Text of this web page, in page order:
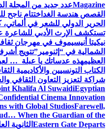
Magazineعدد جديد من المجلة
القصص هندسة الغد اختتام
الحرير الدولي للشعر في ألماتي،
تستكشف الإرث الأدبي للشاعرة
نيكيتا أنيسيموف في مهرجان
الشمالية في “إثنومير”تتويج
العظيمهذه عدساتك يا عبلة …
الكتاب التونسيين والأكاديمية
شراكة لتعزيز التعاون الثقافي
Khalifa Al SuwaidiEgyptian
Cinema Innovation
with Global StudiosFarewell,
When the Guardian of the
Eastern Gate Departs